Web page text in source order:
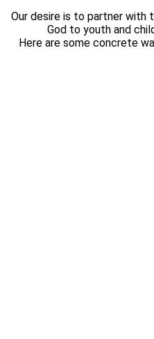
Our desire is to partner with
God to youth and
Here are some concrete